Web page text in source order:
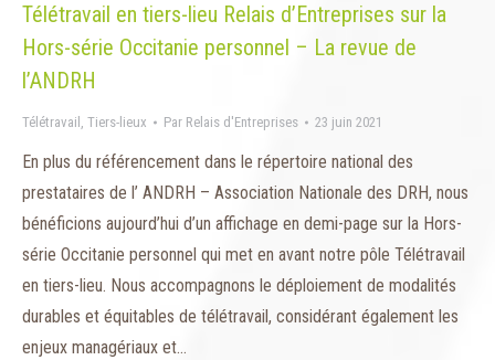
Télétravail en tiers-lieu Relais d’Entreprises sur la
Hors-série Occitanie personnel – La revue de
l’ANDRH
Télétravail , Tiers-lieux Par Relais d'Entreprises 23 juin 2021
En plus du référencement dans le répertoire national des
prestataires de l’ ANDRH – Association Nationale des DRH, nous
bénéficions aujourd’hui d’un affichage en demi-page sur la Hors-
série Occitanie personnel qui met en avant notre pôle Télétravail
en tiers-lieu. Nous accompagnons le déploiement de modalités
durables et équitables de télétravail, considérant également les
enjeux managériaux et…